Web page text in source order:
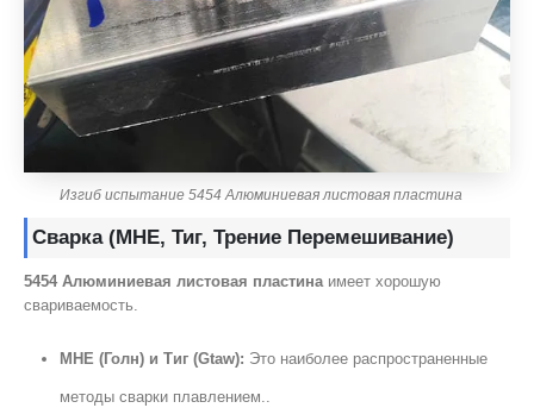
Изгиб испытание 5454 Алюминиевая листовая пластина
Сварка (МНЕ, Тиг, Трение Перемешивание)
5454 Алюминиевая листовая пластинаимеет хорошую
свариваемость.
МНЕ (Голн) и Тиг (Gtaw): Это наиболее распространенные
методы сварки плавлением..